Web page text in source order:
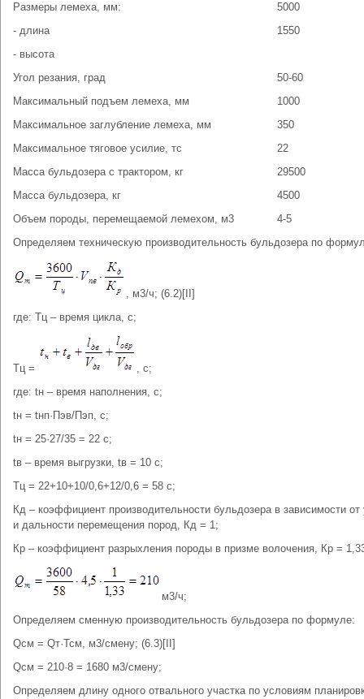
Размеры лемеха, мм:
- длина
- высота
5000
1550
Угол резания, град
50-60
Максимальный подъем лемеха, мм
1000
Максимальное заглубление лемеха, мм
350
Максимальное тяговое усилие, тс
22
Масса бульдозера с трактором, кг
29500
Масса бульдозера, кг
Объем породы, перемещаемой лемехом, м3
4500
4-5
Определяем техническую производительность бульдозера по
, м3/ч; (6.2)[II]
где: Тц – время цикла, с;
Тц =
, с;
где: tн – время наполнения, с;
tн = tнп·Пэв/Пэп, с;
tн = 25·27/35 = 22 с;
tв – время выгрузки, tв = 10 с;
Тц = 22+10+10/0,6+12/0,6 = 58 с;
Кд – коэффициент производительности бульдозера в зависимости от
и дальности перемещения пород, Кд = 1;
Кр – коэффициент разрыхления породы в призме волочения, Кр =
м3/ч;
Определяем сменную производительность бульдозера по формуле:
Qсм = Qт·Тсм, м3/смену; (6.3)[II]
Qсм = 210·8 = 1680 м3/смену;
Определяем длину одного отвального участка по условиям